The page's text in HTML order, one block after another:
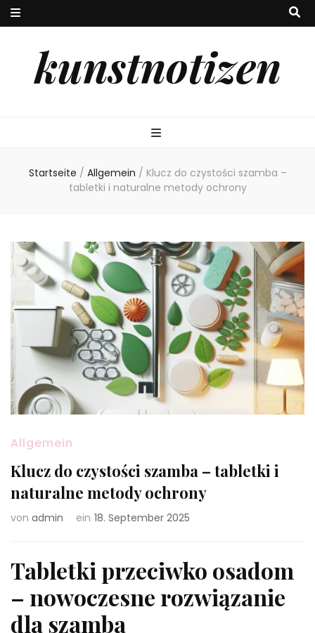
kunstnotizen
Startseite / Allgemein / Klucz do czystości szamba –
tabletki i naturalne metody ochrony
Allgemein
Klucz do czystości szamba – tabletki i
naturalne metody ochrony
von admin ein 18. September 2025
Tabletki przeciwko osadom
– nowoczesne rozwiązanie
dla szamba